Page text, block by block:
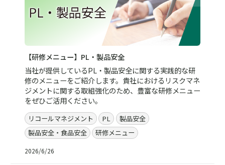
【研修メニュー】PL・製品安全
当社が提供しているPL・製品安全に関する実践的な研
修のメニューをご紹介します。貴社におけるリスクマネ
ジメントに関する取組強化のため、豊富な研修メニュー
をぜひご活用ください。
リコールマネジメント PL
製品安全
製品安全・食品安全
研修メニュー
2026/6/26